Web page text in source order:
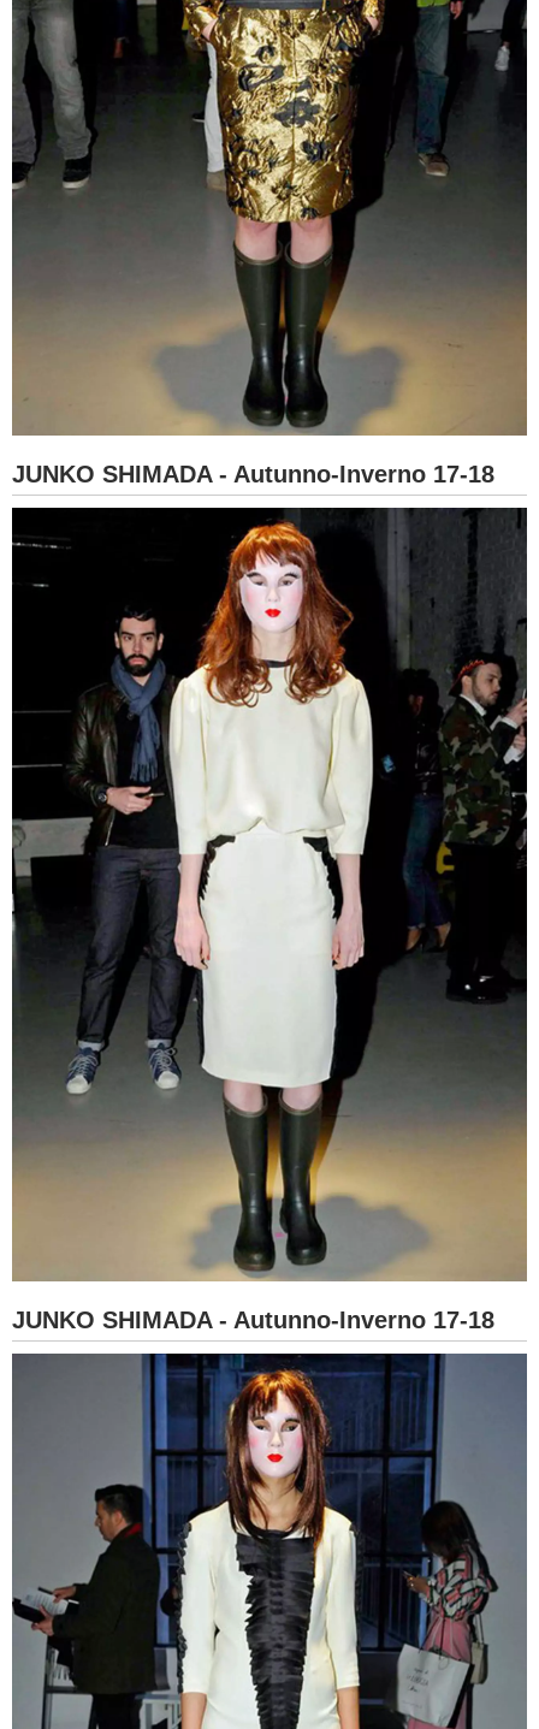
JUNKO SHIMADA - Autunno-Inverno 17-18
JUNKO SHIMADA - Autunno-Inverno 17-18